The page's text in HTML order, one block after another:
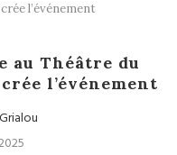
l’événement
au Théâtre du
l’événement